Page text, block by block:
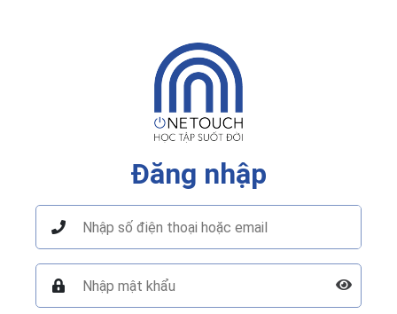
Đăng nhập